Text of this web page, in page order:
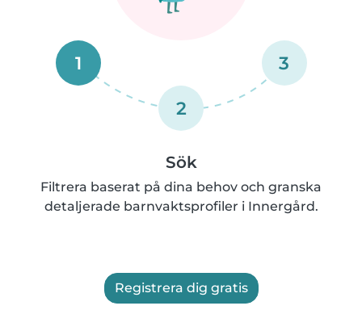
1
2
3
Sök
Filtrera baserat på dina behov och granska
detaljerade barnvaktsprofiler i Innergård.
Registrera dig gratis